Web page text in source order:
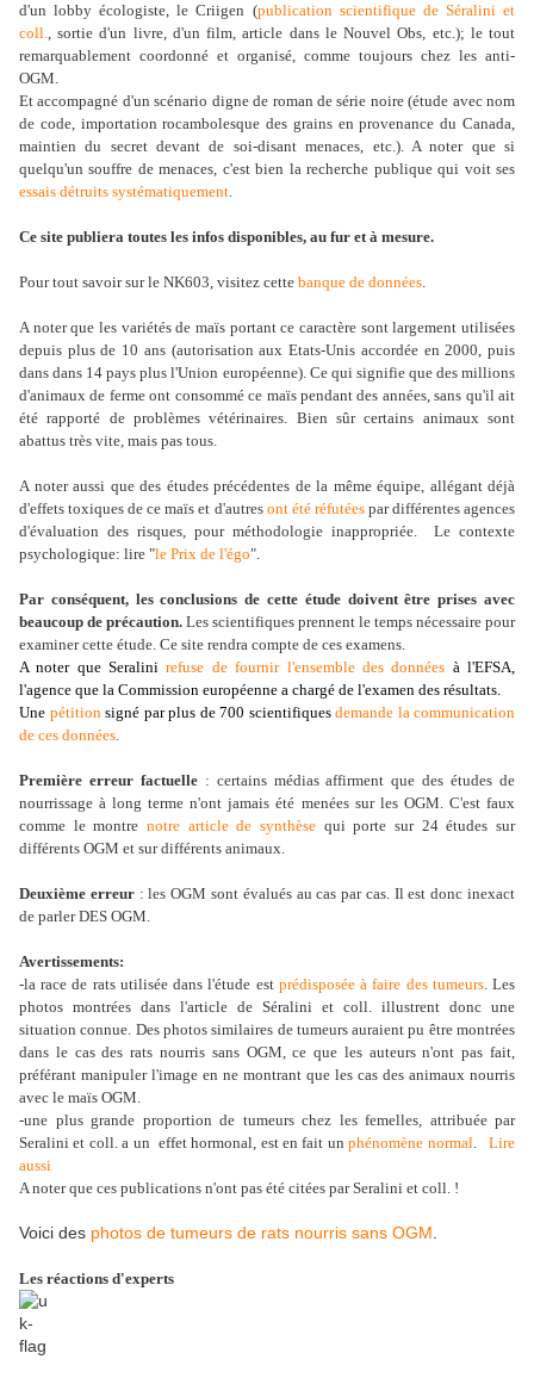
d'un lobby écologiste, le Criigen (publication scientifique de Séralini et
coll., sortie d'un livre, d'un film, article dans le Nouvel Obs, etc.); le tout
remarquablement coordonné et organisé, comme toujours chez les anti-
OGM.
Et accompagné d'un scénario digne de roman de série noire (étude avec nom
de code, importation rocambolesque des grains en provenance du Canada,
maintien du secret devant de soi-disant menaces, etc.). A noter que si
quelqu'un souffre de menaces, c'est bien la recherche publique qui voit ses
essais détruits systématiquement.
Ce site publiera toutes les infos disponibles, au fur et à mesure.
Pour tout savoir sur le NK603, visitez cette banque de données.
A noter que les variétés de maïs portant ce caractère sont largement utilisées
depuis plus de 10 ans (autorisation aux Etats-Unis accordée en 2000, puis
dans dans 14 pays plus l'Union européenne). Ce qui signifie que des millions
d'animaux de ferme ont consommé ce maïs pendant des années, sans qu'il ait
été rapporté de problèmes vétérinaires. Bien sûr certains animaux sont
abattus très vite, mais pas tous.
A noter aussi que des études précédentes de la même équipe, allégant déjà
d'effets toxiques de ce maïs et d'autres ont été réfutéespar différentes agences
d'évaluation des risques, pour méthodologie inappropriée. Le contexte
psychologique: lire "le Prix de l'égo".
Par conséquent, les conclusions de cette étude doivent être prises avec
beaucoup de précaution. Les scientifiques prennent le temps nécessaire pour
examiner cette étude. Ce site rendra compte de ces examens.
A noter que Seralinirefuse de fournir l'ensemble des données à l'EFSA,
l'agence que la Commission européenne a chargé de l'examen des résultats.
Une pétition signé par plus de 700 scientifiques demande la communication
de ces données.
Première erreur factuelle: certains médias affirment que des études de
nourrissage à long terme n'ont jamais été menées sur les OGM. C'est faux
comme le montre notre article de synthèse qui porte sur 24 études sur
différents OGM et sur différents animaux.
Deuxième erreur: les OGM sont évalués au cas par cas. Il est donc inexact
de parler DES OGM.
Avertissements:
-la race de rats utilisée dans l'étude est prédisposée à faire des tumeurs. Les
photos montrées dans l'article de Séralini et coll. illustrent donc une
situation connue. Des photos similaires de tumeurs auraient pu être montrées
dans le cas des rats nourris sans OGM, ce que les auteurs n'ont pas fait,
préférant manipuler l'image en ne montrant que les cas des animaux nourris
avec le maïs OGM.
-une plus grande proportion de tumeurs chez les femelles, attribuée par
Seralini et coll. a un effet hormonal, est en fait unphénomène normal. Lire
aussi
A noter que ces publications n'ont pas été citées par Seralini et coll. !
Voici des photos de tumeurs de rats nourris sans OGM
Les réactions d'experts